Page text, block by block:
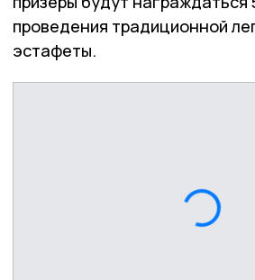
проведения традиционной
эстафеты.